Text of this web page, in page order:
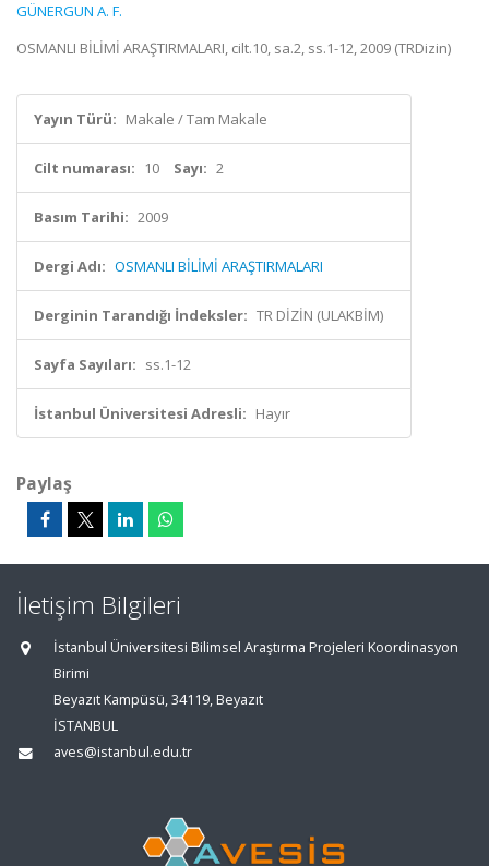
GÜNERGUN A. F.
OSMANLI BİLİMİ ARAŞTIRMALARI, cilt.10, sa.2, ss.1-12, 2009 (TRDizin)
Yayın Türü: Makale / Tam Makale
Cilt numarası: 10 Sayı: 2
Basım Tarihi: 2009
Dergi Adı: OSMANLI BİLİMİ ARAŞTIRMALARI
Derginin Tarandığı İndeksler: TR DİZİN (ULAKBİM)
Sayfa Sayıları: ss.1-12
İstanbul Üniversitesi Adresli: Hayır
Paylaş
İletişim Bilgileri
İstanbul Üniversitesi Bilimsel Araştırma Projeleri Koordinasyon
Birimi
Beyazıt Kampüsü, 34119, Beyazıt
İSTANBUL
aves@istanbul.edu.tr